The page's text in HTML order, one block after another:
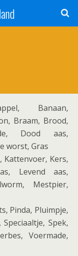
Banaan,
Braam, Brood,
Dood aas,
worst, Gras
Kattenvoer, Kers,
Levend aas,
Mestpier,
Pinda, Pluimpje,
Spek,
Voermade,